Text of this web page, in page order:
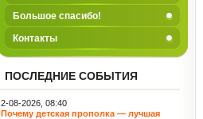
Большое спасибо!
Контакты
ПОСЛЕДНИЕ СОБЫТИЯ
2-08-2026, 08:40
Почему детская прополка — лучшая